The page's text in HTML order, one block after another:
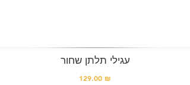
עגילי תלתן שחור
129.00 ₪